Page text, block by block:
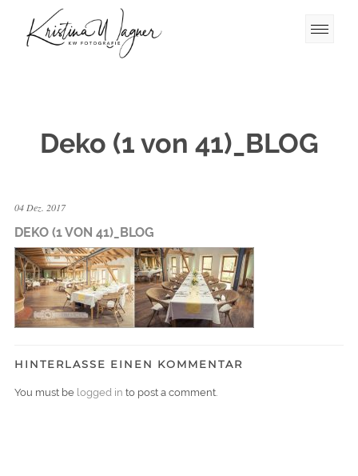
Deko (1 von 41)_BLOG
04 Dez. 2017
DEKO (1 VON 41)_BLOG
HINTERLASSE EINEN KOMMENTAR
You must be logged in to post a comment.